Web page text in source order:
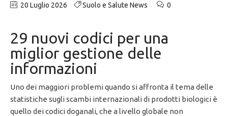
20 Luglio 2026 Suolo e Salute News 0
29 nuovi codici per una
miglior gestione delle
informazioni
Uno dei maggiori problemi quando si affronta il tema delle
statistiche sugli scambi internazionali di prodotti biologici è
quello dei codici doganali, che a livello globale non